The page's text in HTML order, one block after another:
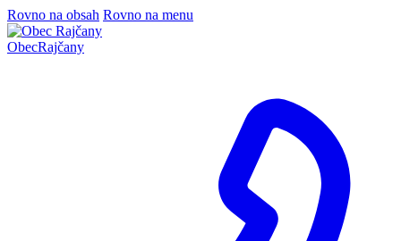
Rovno na obsah Rovno na menu
ObecRajčany